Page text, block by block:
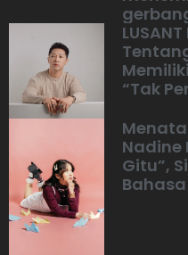
“Tak
Nadine
Gitu”,